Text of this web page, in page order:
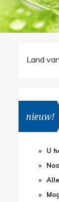
Land
nieuw!
U